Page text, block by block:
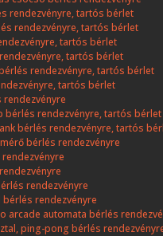
rendezvényre, tartós bérlet
rendezvényre, tartós bérlet
tartós bérlet
tartós bérlet
rendezvényre, tartós bérlet
tartós bérlet
bérlés rendezvényre, tartós bérlet
bérlés rendezvényre, tartós
bérlés rendezvényre
rendezvényre
bérlés rendezvényre
arcade automata bérlés
ping-pong bérlés